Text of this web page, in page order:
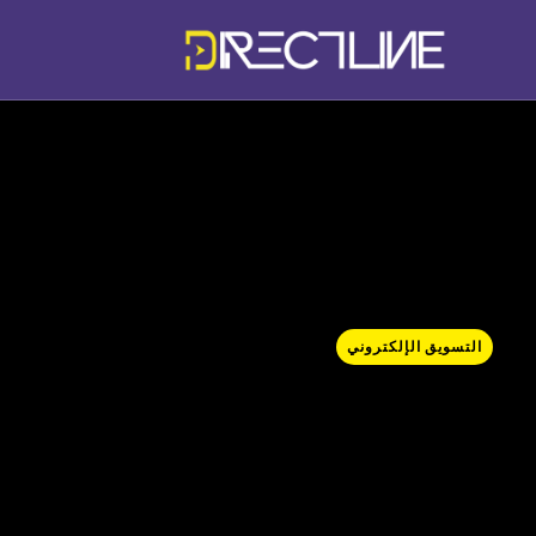
التسويق الإلكتروني